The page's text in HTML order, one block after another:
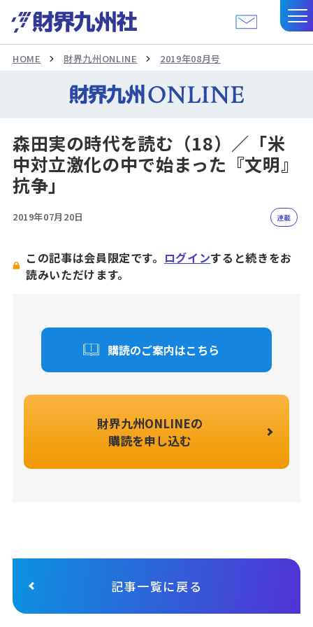
HOME 財界九州ONLINE 2019年08月号
森田実の時代を読む（18）／「米
中対立激化の中で始まった『文明』
抗争」
2019年07月20日 連載
この記事は会員限定です。 ログインすると続きをお
読みいただけます。
購読のご案内はこちら
財界九州ONLINEの
購読を申し込む
記事一覧に戻る